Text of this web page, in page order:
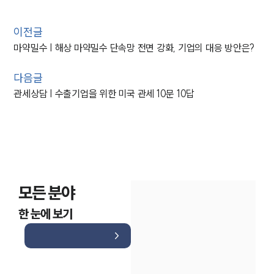
이전글
마약밀수 | 해상 마약밀수 단속망 전면 강화, 기업의 대응 방안은?
다음글
관세상담 | 수출기업을 위한 미국 관세 10문 10답
모든 분야
한 눈에 보기